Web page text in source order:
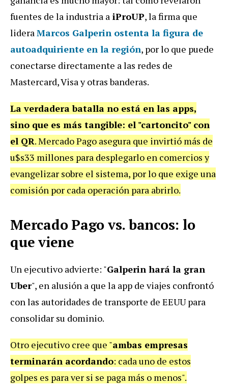
fuentes de la industria a iProUP, la firma que
lideraMarcos Galperin ostenta la figura de
autoadquiriente en la región, por lo que puede
conectarse directamente a las redes de
Mastercard, Visa y otras banderas.
La verdadera batalla no está en las apps,
sino que es más tangible: el "cartoncito" con
el QR. Mercado Pago asegura que invirtió más de
u$s33 millones para desplegarlo en comercios y
evangelizar sobre el sistema, por lo que exige una
comisión por cada operación para abrirlo.
Mercado Pago vs. bancos: lo
que viene
Un ejecutivo advierte: "Galperin hará la gran
Uber", en alusión a que la app de viajes confrontó
con las autoridades de transporte de EEUU para
consolidar su dominio.
Otro ejecutivo cree que "ambas empresas
terminarán acordando: cada uno de estos
golpes es para ver si se paga más o menos".